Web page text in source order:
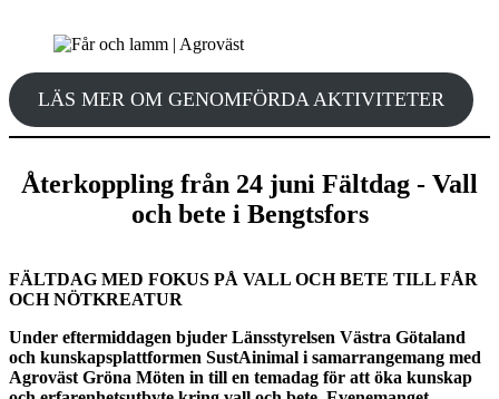
LÄS MER OM GENOMFÖRDA AKTIVITETER
Återkoppling från 24 juni Fältdag - Vall
och bete i Bengtsfors
FÄLTDAG MED FOKUS PÅ VALL OCH BETE TILL FÅR
OCH NÖTKREATUR
Under eftermiddagen bjuder Länsstyrelsen Västra Götaland
och kunskapsplattformen SustAinimal i samarrangemang med
Agroväst Gröna Möten in till en temadag för att öka kunskap